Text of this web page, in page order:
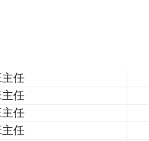
主任
主任
主任
主任